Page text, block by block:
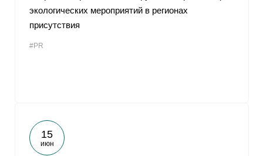
экологических мероприятий в регионах
присутствия
#PR
15
июн